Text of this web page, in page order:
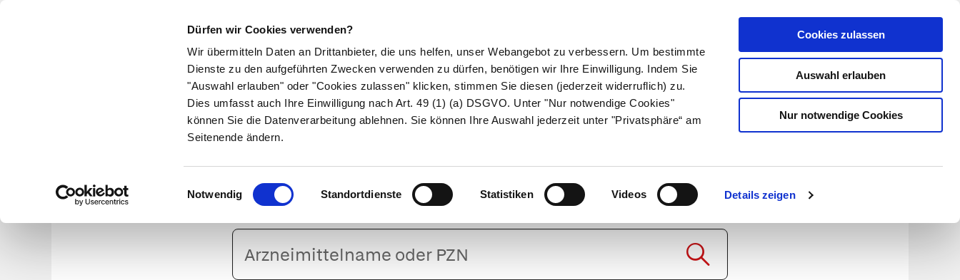
Dürfen wir Cookies verwenden?
Wir übermitteln Daten an Drittanbieter, die uns helfen, unser Webangebot zu verbessern. Um bestimmte
Dienste zu den aufgeführten Zwecken verwenden zu dürfen, benötigen wir Ihre Einwilligung. Indem Sie
"Auswahl erlauben" oder "Cookies zulassen" klicken, stimmen Sie diesen (jederzeit widerruflich) zu.
Dies umfasst auch Ihre Einwilligung nach Art. 49 (1) (a) DSGVO. Unter "Nur notwendige Cookies"
können Sie die Datenverarbeitung ablehnen. Sie können Ihre Auswahl jederzeit unter "Privatsphäre“ am
Seitenende ändern.
Einwilligungsauswahl
Notwendig Standortdienste Statistiken Videos Details zeigen
Cookies zulassen
Auswahl erlauben
Nur notwendige Cookies
Kundenlogin
Suche
Symptome Therapie Medikamente Naturheilkunde Eltern & Kind Gesund leben Über uns
Fenistil Tropfen
Arzneimittelname
oder
PZN